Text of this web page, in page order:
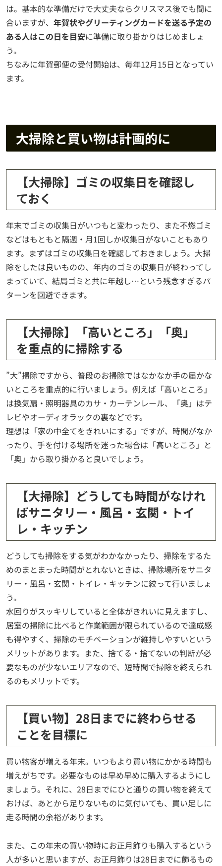
は。基本的な準備だけで大丈夫ならクリスマス後でも間に
合いますが、 年賀状やグリーティングカードを送る予定の
ある人はこの日を目安に準備に取り掛かりはじめましょ
う。
ちなみに年賀郵便の受付開始は、毎年12月15日となってい
ます。
大掃除と買い物は計画的に
【大掃除】ゴミの収集日を確認し
ておく
年末でゴミの収集日がいつもと変わったり、また不燃ゴミ
などはもともと隔週・月1回しか収集日がないこともあり
ます。まずはゴミの収集日を確認しておきましょう。大掃
除をしたは良いものの、年内のゴミの収集日が終わってし
まっていて、結局ゴミと共に年越し…という残念すぎるパ
ターンを回避できます。
【大掃除】「高いところ」「奥」
を重点的に掃除する
”大”掃除ですから、普段のお掃除ではなかなか手の届かな
いところを重点的に行いましょう。例えば「高いところ」
は換気扇・照明器具のカサ・カーテンレール、「奥」はテ
レビやオーディオラックの裏などです。
理想は「家の中全てをきれいにする」ですが、時間がなか
ったり、手を付ける場所を迷った場合は「高いところ」と
「奥」から取り掛かると良いでしょう。
【大掃除】どうしても時間がなけれ
ばサニタリー・風呂・玄関・トイ
レ・キッチン
どうしても掃除をする気がわかなかったり、掃除をするた
めのまとまった時間がとれないときは、掃除場所をサニタ
リー・風呂・玄関・トイレ・キッチンに絞って行いましょ
う。
水回りがスッキリしていると全体がきれいに見えますし、
居室の掃除に比べると作業範囲が限られているので達成感
も得やすく、掃除のモチベーションが維持しやすいという
メリットがあります。また、捨てる・捨てないの判断が必
要なものが少ないエリアなので、短時間で掃除を終えられ
るのもメリットです。
【買い物】28日までに終わらせる
ことを目標に
買い物客が増える年末。いつもより買い物にかかる時間も
増えがちです。必要なものは早め早めに購入するようにし
ましょう。それに、28日までにひと通りの買い物を終えて
おけば、あとから足りないものに気付いても、買い足しに
走る時間の余裕があります。
また、この年末の買い物時にお正月飾りも購入するという
人が多いと思いますが、お正月飾りは28日までに飾るもの